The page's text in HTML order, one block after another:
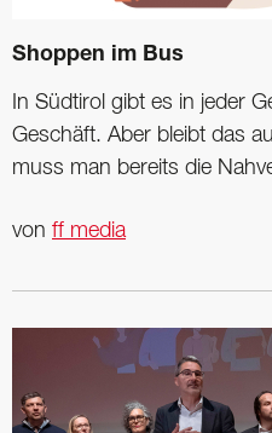
Shoppen im Bus
In Südtirol gibt es in jeder
Geschäft. Aber bleibt das
muss man bereits die
von ff media